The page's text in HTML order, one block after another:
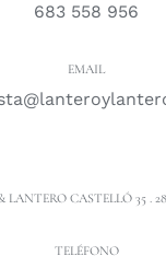
683 558 956
EMAIL
LANTERO CASTELLÓ 35 .
TELÉFONO